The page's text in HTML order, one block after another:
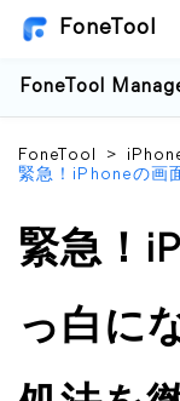
FoneTool
FoneTool
FoneTool >
緊急！iPhoneの画
緊急！
っ白に